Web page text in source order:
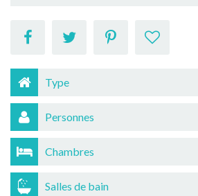
Type
Personnes
Chambres
Salles de bain